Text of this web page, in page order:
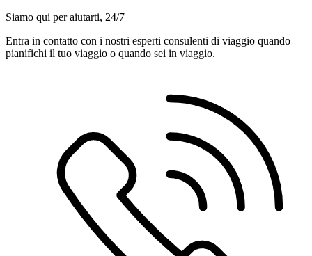
Siamo qui per aiutarti, 24/7
Entra in contatto con i nostri esperti consulenti di viaggio quando
pianifichi il tuo viaggio o quando sei in viaggio.